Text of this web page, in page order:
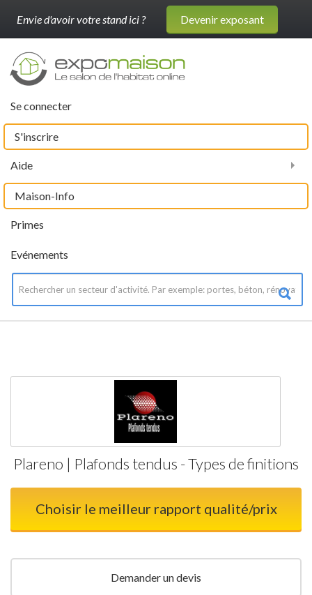
Envie d'avoir votre stand ici ? Devenir exposant
Se connecter
S'inscrire
Aide
Evénements
Primes
Maison-Info
Plareno | Plafonds tendus - Types de finitions
Choisir le meilleur rapport qualité/prix
Demander un devis